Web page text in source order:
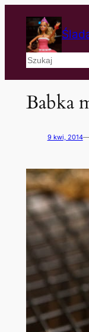
Szukaj
Babka
9 kwi, 2014—